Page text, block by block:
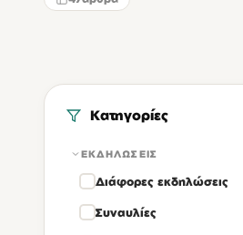
Κατηγορίες
ΕΚΔΗΛΏΣΕΙΣ
Διάφορες εκδηλώσεις
Συναυλίες